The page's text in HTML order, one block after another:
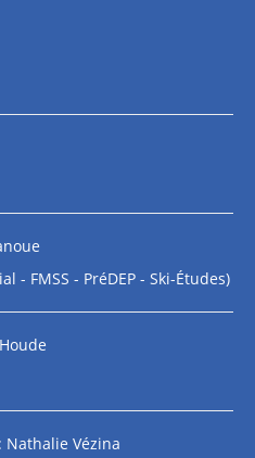
FMSS - PréDEP - Ski-Études)
Vézina